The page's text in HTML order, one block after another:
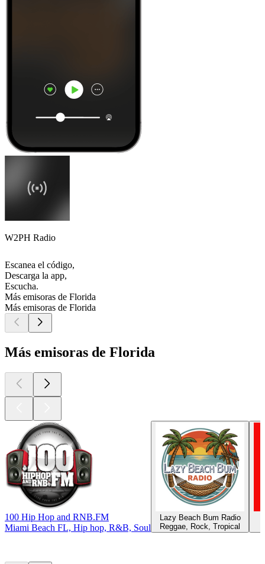
W2PH Radio
Escanea el código,
Descarga la app,
Escucha.
Más emisoras de Florida
Más emisoras de Florida
Más emisoras de Florida
100 Hip Hop and RNB.FM
Miami Beach FL, Hip hop, R&B, Soul
Lazy Beach Bum Radio
Reggae, Rock, Tropical